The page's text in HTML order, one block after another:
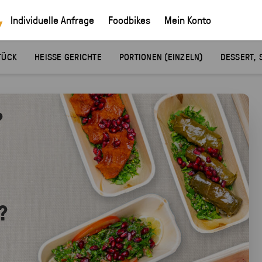
Individuelle Anfrage Foodbikes Mein Konto
HEISSE GERICHTE PORTIONEN (EINZELN) DESSERT,